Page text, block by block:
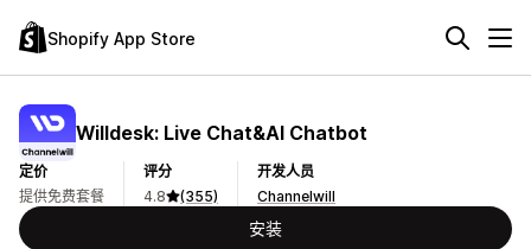
Shopify App Store
Willdesk: Live Chat&AI Chatbot
定价
提供免费套餐
评分
4.8
(355)
开发人员
Channelwill
安装